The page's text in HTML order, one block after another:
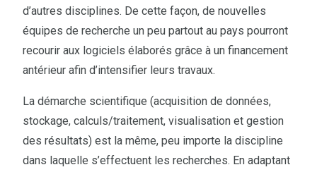
d’autres disciplines. De cette façon, de nouvelles
équipes de recherche un peu partout au pays pourront
recourir aux logiciels élaborés grâce à un financement
antérieur afin d’intensifier leurs travaux.
La démarche scientifique (acquisition de données,
stockage, calculs/traitement, visualisation et gestion
des résultats) est la même, peu importe la discipline
dans laquelle s’effectuent les recherches. En adaptant